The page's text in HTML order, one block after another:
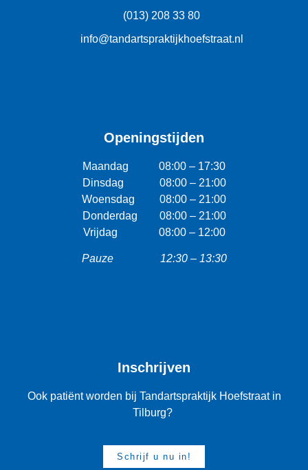
(013) 208 33 80
info@tandartspraktijkhoefstraat.nl
Openingstijden
Maandag 08:00 – 17:30
Dinsdag 08:00 – 21:00
Woensdag 08:00 – 21:00
Donderdag 08:00 – 21:00
Vrijdag 08:00 – 12:00
Pauze 12:30 – 13:30
Inschrijven
Ook patiënt worden bij Tandartspraktijk Hoefstraat in
Tilburg?
Schrijf u nu in!